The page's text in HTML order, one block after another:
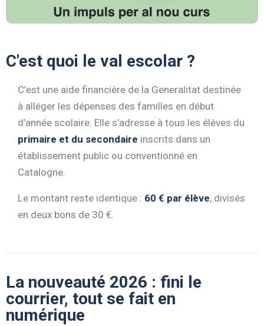
C'est quoi le val escolar ?
C’est une aide financière de la Generalitat destinée
à alléger les dépenses des familles en début
d’année scolaire. Elle s’adresse à tous les élèves du
primaire et du secondaire inscrits dans un
établissement public ou conventionné en
Catalogne.
Le montant reste identique : 60 € par élève, divisés
en deux bons de 30 €.
La nouveauté 2026 : fini le
courrier, tout se fait en
numérique